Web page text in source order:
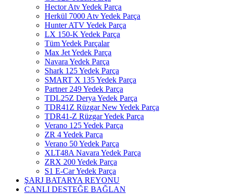
Hector Atv Yedek Parça
Herkül 7000 Atv Yedek Parça
Hunter ATV Yedek Parça
LX 150-K Yedek Parça
Tüm Yedek Parçalar
Max Jet Yedek Parça
Navara Yedek Parça
Shark 125 Yedek Parça
SMART X 135 Yedek Parça
Partner 249 Yedek Parça
TDL25Z Derya Yedek Parça
TDR41Z Rüzgar New Yedek Parça
TDR41-Z Rüzgar Yedek Parça
Verano 125 Yedek Parça
ZR 4 Yedek Parça
Verano 50 Yedek Parça
XLT48A Navara Yedek Parça
ZRX 200 Yedek Parça
S1 E-Car Yedek Parça
ŞARJ BATARYA REYONU
CANLI DESTEĞE BAĞLAN